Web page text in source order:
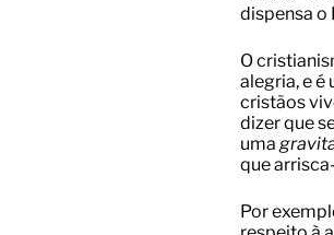
dispensa o
O
alegria, e é
cristãos
dizer que
uma
que
Por